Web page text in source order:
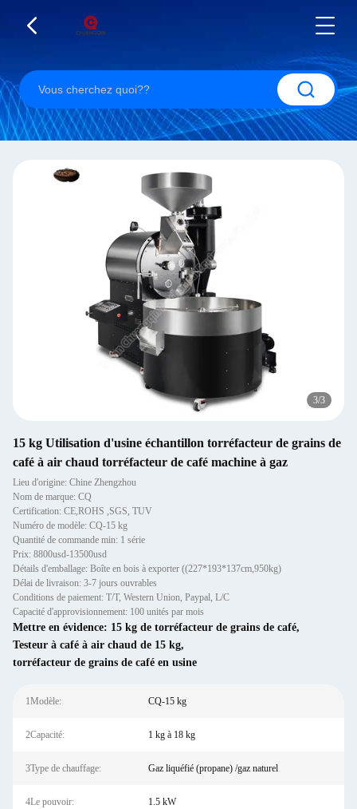
1/3
15 kg Utilisation d'usine échantillon torréfacteur de grains de
café à air chaud torréfacteur de café machine à gaz
Lieu d'origine: Chine Zhengzhou
Nom de marque: CQ
Certification: CE,ROHS ,SGS, TUV
Numéro de modèle: CQ-15 kg
Quantité de commande min: 1 série
Prix: 8800usd-13500usd
Détails d'emballage: Boîte en bois à exporter ((227*193*137cm,950kg)
Délai de livraison: 3-7 jours ouvrables
Conditions de paiement: T/T, Western Union, Paypal, L/C
Capacité d'approvisionnement: 100 unités par mois
Mettre en évidence: 15 kg de torréfacteur de grains de café,
Testeur à café à air chaud de 15 kg,
torréfacteur de grains de café en usine
1Modèle: CQ-15 kg
2Capacité: 1 kg à 18 kg
3Type de chauffage: Gaz liquéfié (propane) /gaz naturel
4Le pouvoir: 1.5 kW